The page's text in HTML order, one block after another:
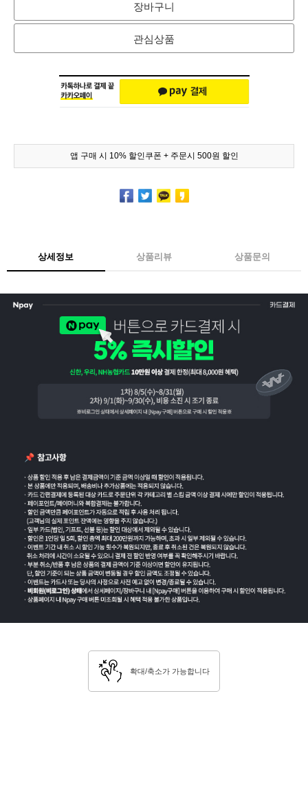
장바구니
관심상품
앱 구매 시 10% 할인쿠폰 + 주문시 500원 할인
상세정보 상품리뷰 상품문의
확대/축소가 가능합니다